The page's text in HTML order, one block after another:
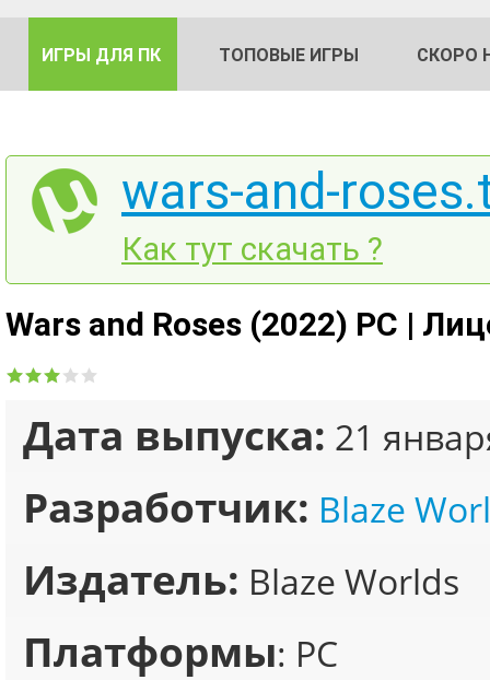
ИГРЫ ДЛЯ ПК ТОПОВЫЕ ИГРЫ СКОРО
wars-and-
Как тут скачать ?
Wars and Roses (2022) PC |
Дата выпуска: 21
Разработчик: Blaze
Издатель: Blaze Worlds
Платформы: PC